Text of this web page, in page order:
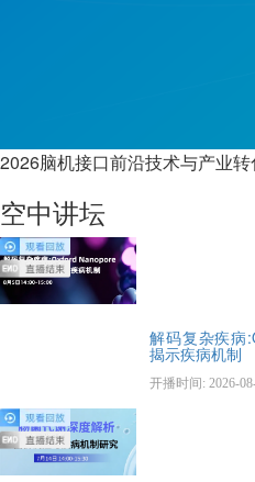
2026脑机接口前沿技术与产业转
空中讲坛
解码复杂疾病
揭示疾病机制
开播时间: 2026-